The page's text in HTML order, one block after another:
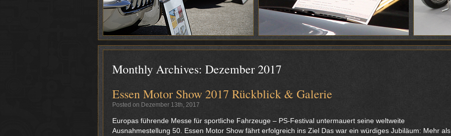
Monthly Archives: Dezember 2017
Essen Motor Show 2017 Rückblick & Galerie
Posted on Dezember 13th, 2017
Europas führende Messe für sportliche Fahrzeuge – PS-Festival untermauert seine weltweite
Ausnahmestellung 50. Essen Motor Show fährt erfolgreich ins Ziel Das war ein würdiges Jubiläum: Mehr als